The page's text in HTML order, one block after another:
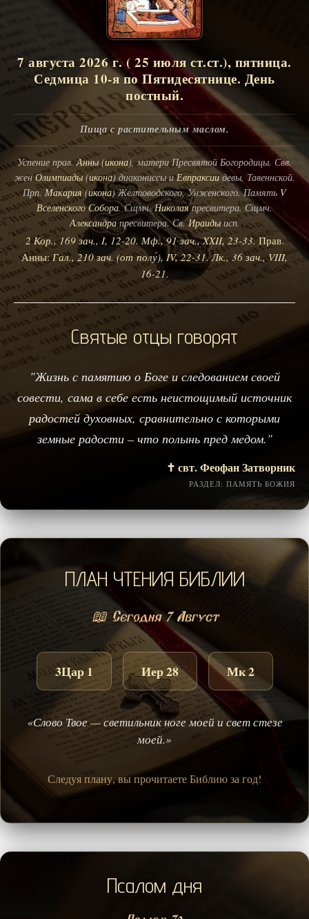
7 августа 2026 г. ( 25 июля ст.ст.), пятница.
Седмица 10-я по Пятидесятнице. День
постный.
Пища с растительным маслом.
Успение прав.Анны (икона), матери Пресвятой Богородицы. Свв.
женОлимпиады(икона) диакониссы иЕвпраксиидевы, Тавеннской.
Прп.Макария(икона) Желтоводского, Унженского. Память V
Вселенского Собора. Сщмч.Николаяпресвитера. Сщмч.
Александрапресвитера. Св.Ираидыисп.
2 Кор., 169 зач., I, 12-20. Мф., 91 зач., XXII, 23-33.Прав.
Анны:Гал., 210 зач. (от полу́), IV, 22-31. Лк., 36 зач., VIII,
16-21.
Святые отцы говорят
"Жизнь с памятию о Боге и следованием своей
совести, сама в себе есть неистощимый источник
радостей духовных, сравнительно с которыми
земные радости – что полынь пред медом."
✝️ свт. Феофан Затворник
РАЗДЕЛ: ПАМЯТЬ БОЖИЯ
ПЛАН ЧТЕНИЯ БИБЛИИ
📖 Сегодня 7 Август
3Цар 1 Иер 28 Мк 2
«Слово Твое — светильник ноге моей и свет стезе
моей.»
Следуя плану, вы прочитаете Библию за год!
Псалом дня